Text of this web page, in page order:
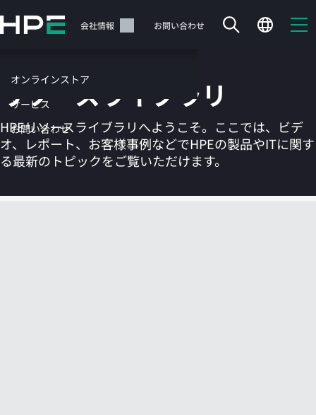
イ
テ
ツ
に
ス
ッ
サポート 会社情報 お問い合わせ
オンラインストア
サービス
お問い合わせ
カートは空です
リソースライブラリ
HPEリソースライブラリへようこそ。ここでは、ビデ
オ、レポート、お客様事例などでHPEの製品やITに関す
る最新のトピックをご覧いただけます。